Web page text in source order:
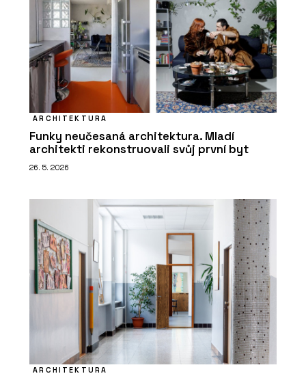
ARCHITEKTURA
Funky neučesaná architektura. Mladí
architekti rekonstruovali svůj první byt
26. 5. 2026
ARCHITEKTURA